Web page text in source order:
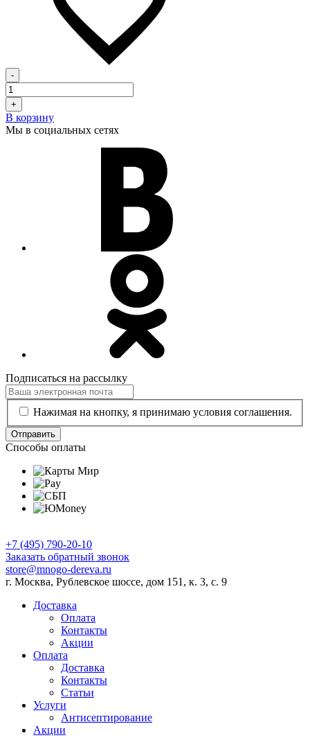
-
+
В корзину
Мы в социальных сетях
Подписаться на рассылку
Нажимая на кнопку, я принимаю условия соглашения.
Отправить
Способы оплаты
+7 (495) 790-20-10
Заказать обратный звонок
store@mnogo-dereva.ru
г. Москва, Рублевское шоссе, дом 151, к. 3, с. 9
Доставка
Оплата
Контакты
Акции
Оплата
Доставка
Контакты
Статьи
Услуги
Антисептирование
Акции